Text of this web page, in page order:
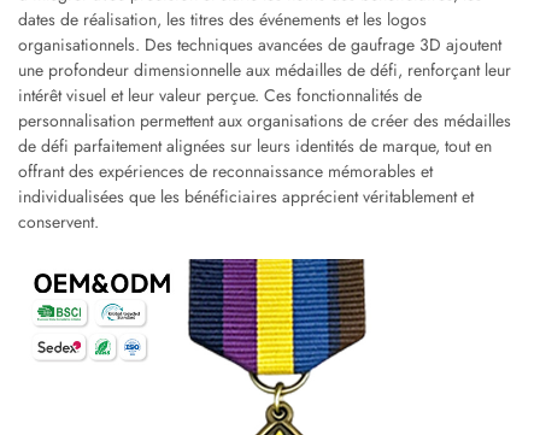
dates de réalisation, les titres des événements et les logos
organisationnels. Des techniques avancées de gaufrage 3D ajoutent
une profondeur dimensionnelle aux médailles de défi, renforçant leur
intérêt visuel et leur valeur perçue. Ces fonctionnalités de
personnalisation permettent aux organisations de créer des médailles
de défi parfaitement alignées sur leurs identités de marque, tout en
offrant des expériences de reconnaissance mémorables et
individualisées que les bénéficiaires apprécient véritablement et
conservent.